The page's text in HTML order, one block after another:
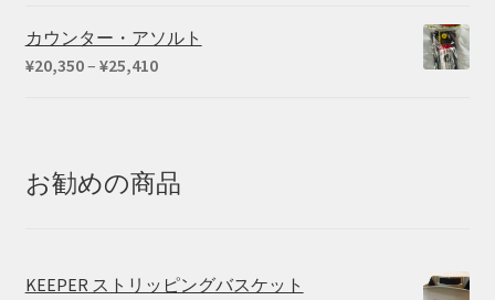
カウンター・アソルト
¥20,350– ¥25,410価
–
¥25,410
お勧めの商品
KEEPER ストリッピングバスケット